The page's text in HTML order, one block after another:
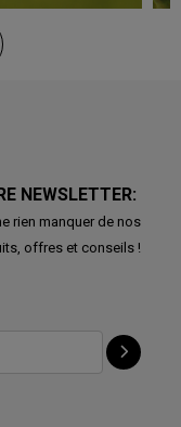
NEWSLETTER:
rien manquer de nos
offres et conseils !